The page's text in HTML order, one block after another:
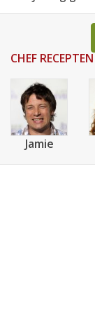
CHEF RECEPTEN
Jamie